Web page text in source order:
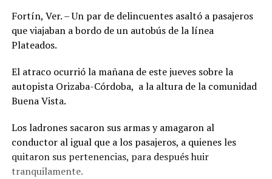
Fortín, Ver. – Un par de delincuentes asaltó a pasajeros
que viajaban a bordo de un autobús de la línea
Plateados.
El atraco ocurrió la mañana de este jueves sobre la
autopista Orizaba-Córdoba, a la altura de la comunidad
Buena Vista.
Los ladrones sacaron sus armas y amagaron al
conductor al igual que a los pasajeros, a quienes les
quitaron sus pertenencias, para después huir
tranquilamente.